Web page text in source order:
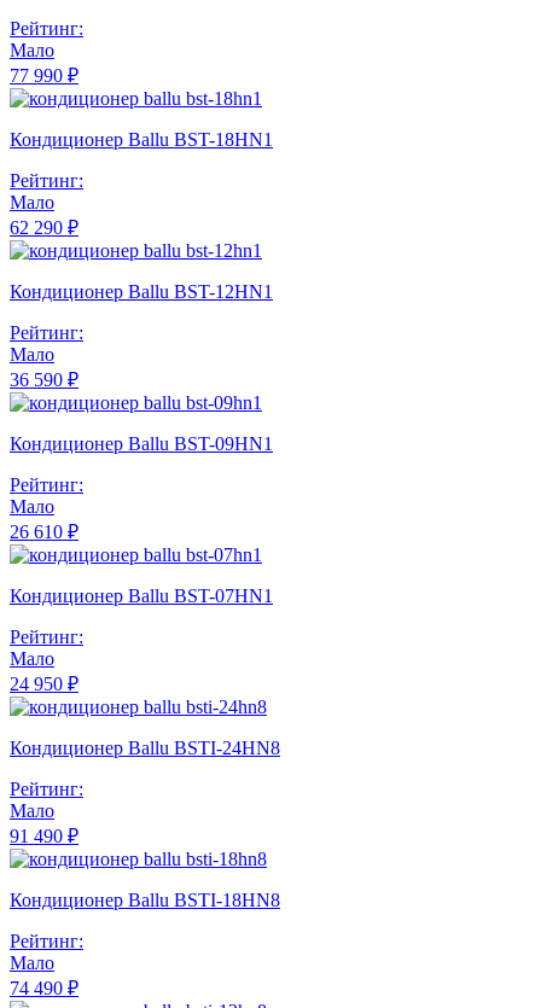
Рейтинг:
Мало
77 990 ₽
Кондиционер Ballu BST-18HN1
Рейтинг:
Мало
62 290 ₽
Кондиционер Ballu BST-12HN1
Рейтинг:
Мало
36 590 ₽
Кондиционер Ballu BST-09HN1
Рейтинг:
Мало
26 610 ₽
Кондиционер Ballu BST-07HN1
Рейтинг:
Мало
24 950 ₽
Кондиционер Ballu BSTI-24HN8
Рейтинг:
Мало
91 490 ₽
Кондиционер Ballu BSTI-18HN8
Рейтинг:
Мало
74 490 ₽